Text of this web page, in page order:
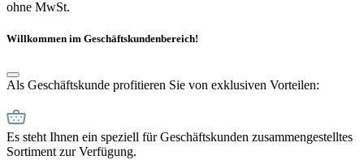
ohne MwSt.
Willkommen im Geschäftskundenbereich!
Als Geschäftskunde profitieren Sie von exklusiven Vorteilen:
Es steht Ihnen ein speziell für Geschäftskunden zusammengestelltes
Sortiment zur Verfügung.